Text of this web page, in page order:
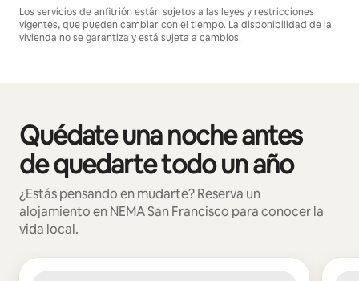
Los servicios de anfitrión están sujetos a las leyes y restricciones
vigentes, que pueden cambiar con el tiempo. La disponibilidad de la
vivienda no se garantiza y está sujeta a cambios.
Quédate una noche antes
de quedarte todo un año
¿Estás pensando en mudarte? Reserva un
alojamiento en NEMA San Francisco para conocer la
vida local.
Se muestran0 de 0 elementos